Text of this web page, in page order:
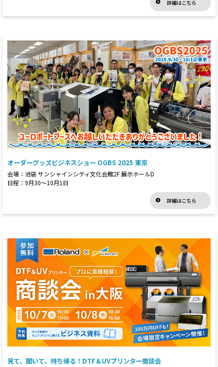
詳細はこちら
オーダーグッズビジネスショー OGBS 2025 東京
会場：池袋 サンシャインシティ文化会館2F 展示ホールD
日程：9月30～10月1日
詳細はこちら
見て、聞いて、持ち帰る！DTF＆UVプリンター商談会